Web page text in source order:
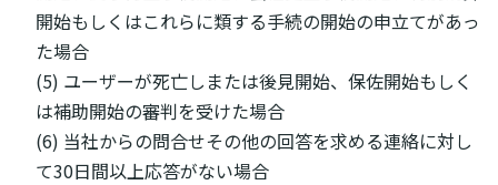
開始もしくはこれらに類する手続の開始の申立てがあっ
た場合
(5) ユーザーが死亡しまたは後見開始、保佐開始もしく
は補助開始の審判を受けた場合
(6) 当社からの問合せその他の回答を求める連絡に対し
て30日間以上応答がない場合